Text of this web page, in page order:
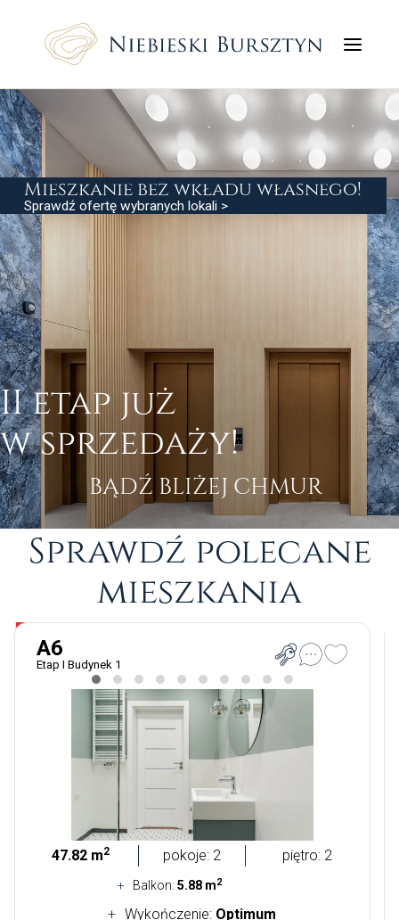
Mieszkania
Lokale usługowe
Wykończenia
Aktualności
Grupa ATAL
Kontakt
PL|EN
BĄDŹ BLIŻEJ CHMUR
II etap już
w sprzedaży!
Mieszkanie bez wkładu własnego!
Sprawdź ofertę wybranych lokali >
Sprawdź polecane
mieszkania
A6
Etap I Budynek 1
47.82 m2 pokoje: 2 piętro: 2
Balkon:5.88 m2
Wykończenie: Optimum